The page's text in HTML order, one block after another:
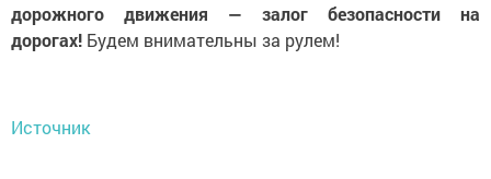
дорожного движения — залог безопасности на
дорогах! Будем внимательны за рулем!
Источник